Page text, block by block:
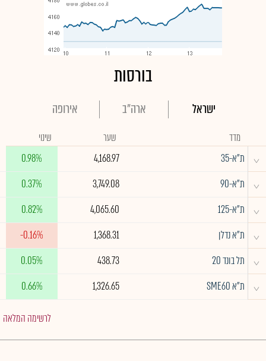
בורסות
ישראל ארה"ב אירופה
מדד שער שינוי
^ ת"א-35 4,168.97
0.98%
^ ת"א-90 3,749.08
0.37%
^ ת"א-125 4,065.60
0.82%
^ ת"א נדלן 1,368.31
-0.16%
^ תל בונד 20 438.73
0.05%
^ ת"א SME60 1,326.65
0.66%
לרשימה המלאה